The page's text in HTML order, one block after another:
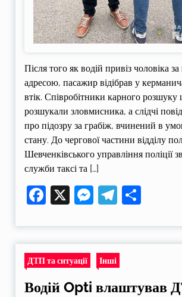
Після того як водій привіз чоловіка
адресою, пасажир відібрав у
втік. Співробітники карного
розшукали зловмисника, а слідчі
про підозру за грабіж, вчинений в
стану. До чергової частини відділу
Шевченківського управління поліції
служби таксі та […]
Facebook
X Messenger
ДТП та ситуації Інші
Водій Opti влаштував